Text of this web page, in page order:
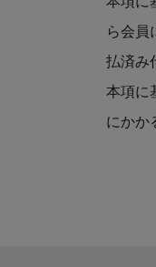
ら会員
払済み
本項に
にかか